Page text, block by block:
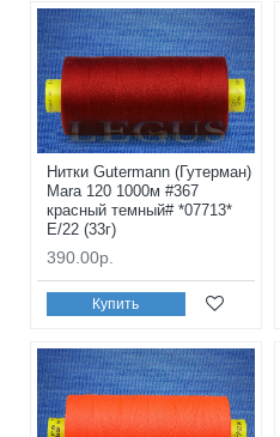
Нитки Gutermann (Гутерман)
Mara 120 1000м #367
красный темный# *07713*
E/22 (33г)
390.00р.
Купить